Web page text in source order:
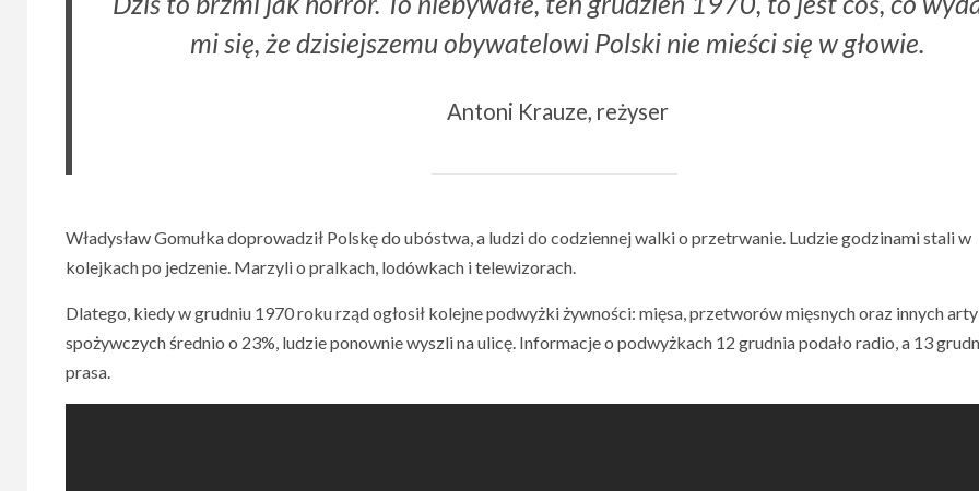
mi się, że dzisiejszemu obywatelowi Polski nie mieści się w głowie.
Antoni Krauze, reżyser
Władysław Gomułka doprowadził Polskę do ubóstwa, a ludzi do codziennej walki o przetrwanie. Ludzie godzinami stali w
kolejkach po jedzenie. Marzyli o pralkach, lodówkach i telewizorach.
Dlatego, kiedy w grudniu 1970 roku rząd ogłosił kolejne podwyżki żywności: mięsa, przetworów mięsnych oraz innych
spożywczych średnio o 23%, ludzie ponownie wyszli na ulicę. Informacje o podwyżkach 12 grudnia podało radio, a 13
prasa.